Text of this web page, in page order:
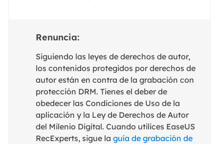
Renuncia:
Siguiendo las leyes de derechos de autor,
los contenidos protegidos por derechos de
autor están en contra de la grabación con
protección DRM. Tienes el deber de
obedecer las Condiciones de Uso de la
aplicación y la Ley de Derechos de Autor
del Milenio Digital. Cuando utilices EaseUS
RecExperts, sigue la guía de grabación de